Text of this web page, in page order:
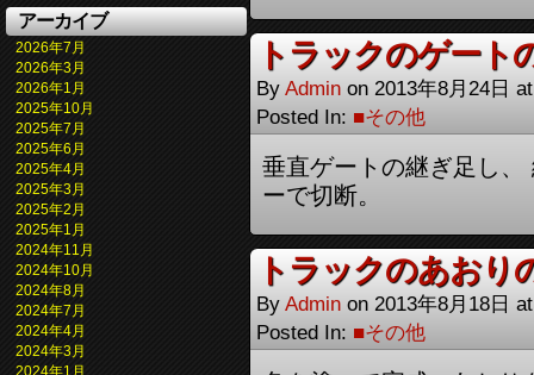
アーカイブ
2026年7月
2026年3月
2026年1月
2025年10月
2025年7月
2025年6月
2025年4月
2025年3月
2025年2月
2025年1月
2024年11月
2024年10月
2024年8月
2024年7月
2024年4月
2024年3月
2024年1月
トラックのゲート
By Admin on 2013年8月24日
Posted In: ■その他
垂直ゲートの継ぎ足し
ーで切断。
トラックのあおり
By Admin on 2013年8月18日
Posted In: ■その他